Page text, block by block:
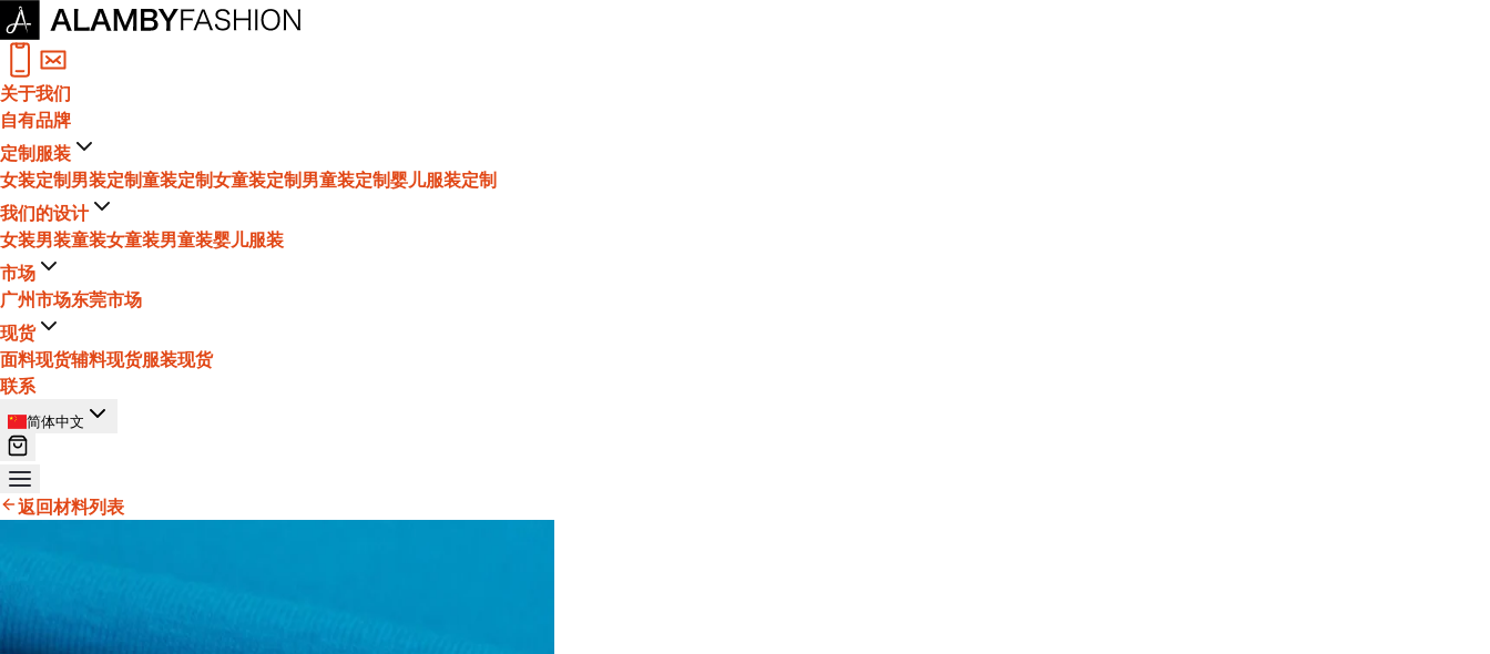
关于我们
自有品牌
定制服装
女装定制男装定制童装定制女童装定制男童装定制婴儿服装定制
我们的设计
女装男装童装女童装男童装婴儿服装
市场
广州市场东莞市场
现货
面料现货辅料现货服装现货
联系
简体中文
返回材料列表